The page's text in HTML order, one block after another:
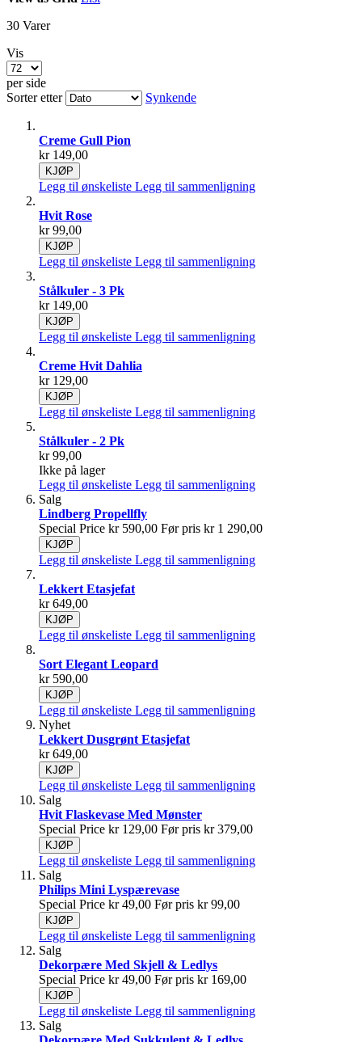
30 Varer
Vis
per side
Sorter etter
Synkende
Creme Gull Pion
kr 149,00
KJØP
Legg til ønskeliste Legg til sammenligning
Hvit Rose
kr 99,00
KJØP
Legg til ønskeliste Legg til sammenligning
Stålkuler - 3 Pk
kr 149,00
KJØP
Legg til ønskeliste Legg til sammenligning
Creme Hvit Dahlia
kr 129,00
KJØP
Legg til ønskeliste Legg til sammenligning
Stålkuler - 2 Pk
kr 99,00
Ikke på lager
Legg til ønskeliste Legg til sammenligning
Salg
Lindberg Propellfly
Special Price kr 590,00 Før pris kr 1 290,00
KJØP
Legg til ønskeliste Legg til sammenligning
Lekkert Etasjefat
kr 649,00
KJØP
Legg til ønskeliste Legg til sammenligning
Sort Elegant Leopard
kr 590,00
KJØP
Legg til ønskeliste Legg til sammenligning
Nyhet
Lekkert Dusgrønt Etasjefat
kr 649,00
KJØP
Legg til ønskeliste Legg til sammenligning
Salg
Hvit Flaskevase Med Mønster
Special Price kr 129,00 Før pris kr 379,00
KJØP
Legg til ønskeliste Legg til sammenligning
Salg
Philips Mini Lyspærevase
Special Price kr 49,00 Før pris kr 99,00
KJØP
Legg til ønskeliste Legg til sammenligning
Salg
Dekorpære Med Skjell & Ledlys
Special Price kr 49,00 Før pris kr 169,00
KJØP
Legg til ønskeliste Legg til sammenligning
Salg